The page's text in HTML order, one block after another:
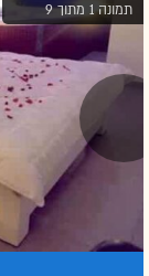
תמונה 1 מתוך 9